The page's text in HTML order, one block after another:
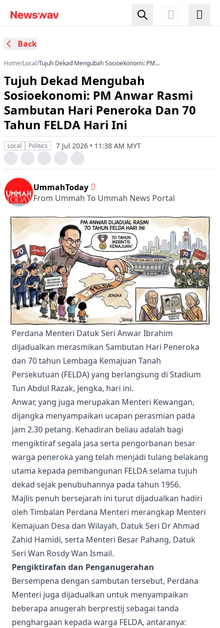
Back
Home/Local/Tujuh Dekad Mengubah Sosioekonomi: PM
Tahun FELDA Hari Ini
Tujuh Dekad Mengubah
Sosioekonomi: PM Anwar Rasmi
Sambutan Hari Peneroka Dan 70
Tahun FELDA Hari Ini
Local Politics 7 Jul 2026 • 11:38 AM MYT
UmmahToday
From Ummah To Ummah News Portal
Perdana Menteri Datuk Seri Anwar Ibrahim
dijadualkan merasmikan Sambutan Hari Peneroka
dan 70 tahun Lembaga Kemajuan Tanah
Persekutuan (FELDA) yang berlangsung di Stadium
Tun Abdul Razak, Jengka, hari ini.
Anwar, yang juga merupakan Menteri Kewangan,
dijangka menyampaikan ucapan perasmian pada
jam 2.30 petang. Kehadiran beliau adalah bagi
mengiktiraf segala jasa serta pengorbanan besar
warga peneroka yang telah menjadi tulang belakang
utama kepada pembangunan FELDA selama tujuh
dekad sejak penubuhannya pada tahun 1956.
Majlis penuh bersejarah ini turut dijadualkan hadiri
oleh Timbalan Perdana Menteri merangkap Menteri
Kemajuan Desa dan Wilayah, Datuk Seri Dr Ahmad
Zahid Hamidi, serta Menteri Besar Pahang, Datuk
Seri Wan Rosdy Wan Ismail.
Pengiktirafan dan Penganugerahan
Bersempena dengan sambutan tersebut, Perdana
Menteri juga dijadualkan untuk menyampaikan
beberapa anugerah berprestij sebagai tanda
penghargaan kepada warga FELDA, antaranya: